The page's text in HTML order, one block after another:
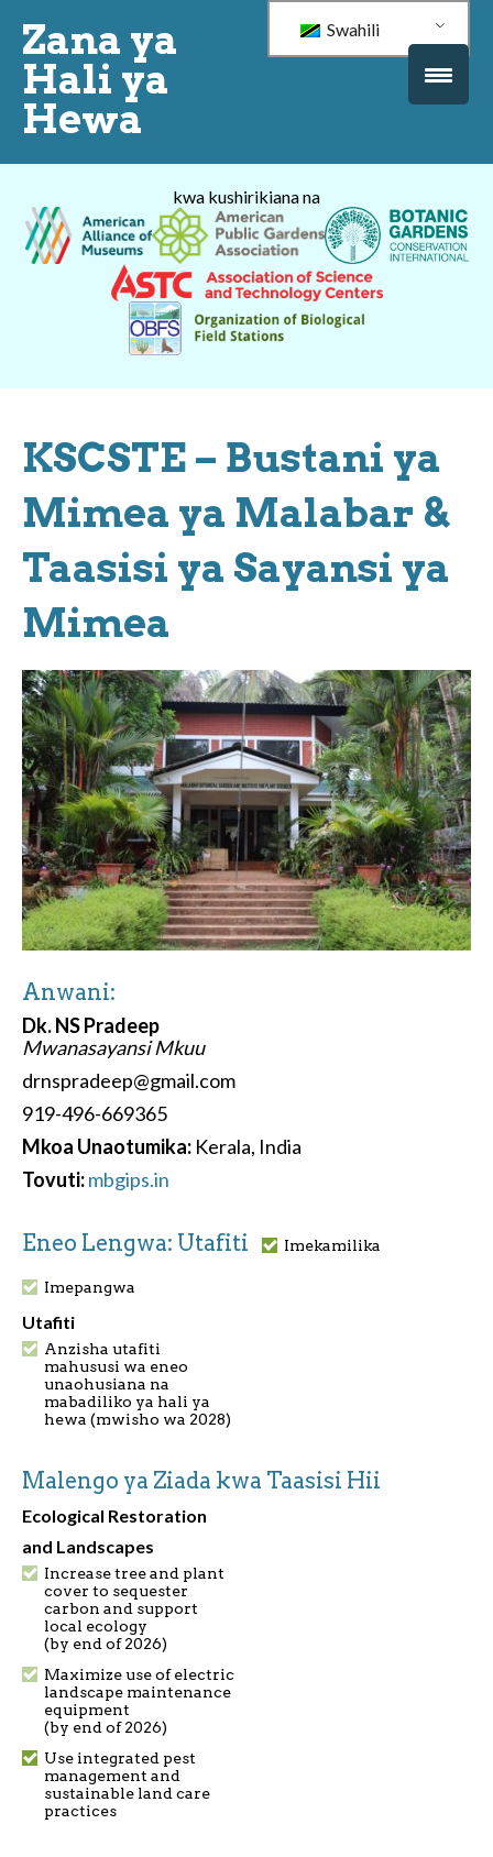
Zana ya
Hali ya
Hewa
Swahili
kwa kushirikiana na
KSCSTE – Bustani ya
Mimea ya Malabar &
Taasisi ya Sayansi ya
Mimea
Anwani:
Dk. NS Pradeep
Mwanasayansi Mkuu
drnspradeep@gmail.com
919-496-669365
Mkoa Unaotumika: Kerala, India
Tovuti:mbgips.in
Eneo Lengwa: Utafiti Imekamilika
Imepangwa
Utafiti
Anzisha utafiti
mahususi wa eneo
unaohusiana na
mabadiliko ya hali ya
hewa (mwisho wa 2028)
Malengo ya Ziada kwa Taasisi Hii
Ecological Restoration
and Landscapes
Increase tree and plant
cover to sequester
carbon and support
local ecology
(by end of 2026)
Maximize use of electric
landscape maintenance
equipment
(by end of 2026)
Use integrated pest
management and
sustainable land care
practices